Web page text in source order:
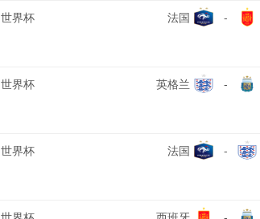
世界杯 法国 -
世界杯 英格兰 -
世界杯 法国 -